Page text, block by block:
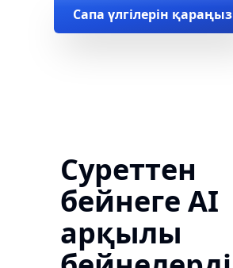
Сапа үлгілерін қараңыз
Суреттен
бейнеге AI
арқылы